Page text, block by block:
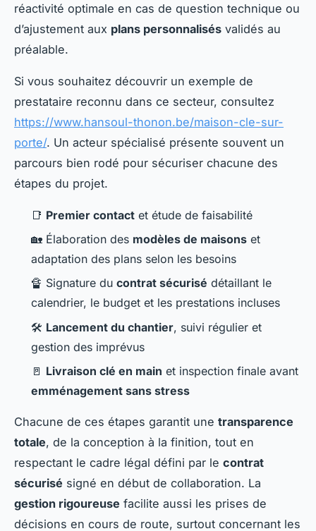
réactivité optimale en cas de question technique ou
d’ajustement aux plans personnalisés validés au
préalable.
Si vous souhaitez découvrir un exemple de
prestataire reconnu dans ce secteur, consultez
https://www.hansoul-thonon.be/maison-cle-sur-
porte/. Un acteur spécialisé présente souvent un
parcours bien rodé pour sécuriser chacune des
étapes du projet.
📑 Premier contact et étude de faisabilité
🏡 Élaboration des modèles de maisons et
adaptation des plans selon les besoins
🔏 Signature du contrat sécurisé détaillant le
calendrier, le budget et les prestations incluses
🛠️ Lancement du chantier, suivi régulier et
gestion des imprévus
🚪 Livraison clé en main et inspection finale avant
emménagement sans stress
Chacune de ces étapes garantit une transparence
totale, de la conception à la finition, tout en
respectant le cadre légal défini par le contrat
sécurisé signé en début de collaboration. La
gestion rigoureuse facilite aussi les prises de
décisions en cours de route, surtout concernant les